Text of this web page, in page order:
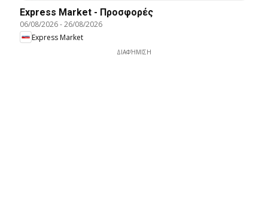
Express Market - Προσφορές
06/08/2026-26/08/2026
Express Market
ΔΙΑΦΉΜΙΣΗ